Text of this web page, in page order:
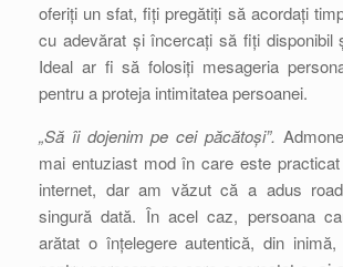
oferiți un sfat, fiți pregătiți să acordați
cu adevărat și încercați să fiți disponibil
Ideal ar fi să folosiți mesageria
pentru a proteja intimitatea persoanei.
„Să îi dojenim pe cei păcătoși”.
mai entuziast mod în care este
internet, dar am văzut că a adus
singură dată. În acel caz, persoana
arătat o înțelegere autentică, din